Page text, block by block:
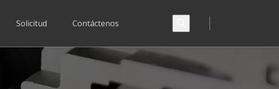
Solicitud Contáctenos